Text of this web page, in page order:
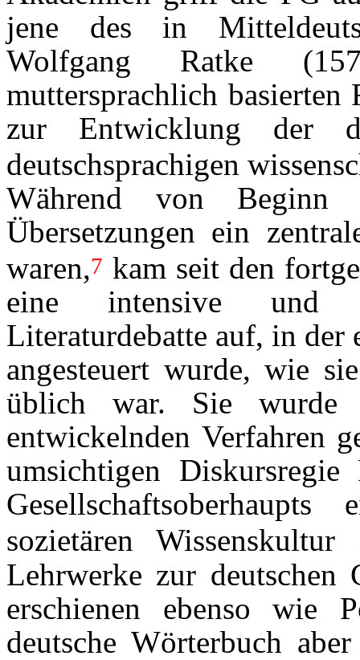
jene des in
Wolfgang Ratke
muttersprachlich
zur Entwicklung der
deutschsprachigen
Während von Beginn
Übersetzungen ein
waren,7 kam seit den
eine intensive und
Literaturdebatte auf, in der
angesteuert wurde, wie
üblich war. Sie
entwickelnden Verfahren
umsichtigen
sozietären
Lehrwerke zur deutschen
erschienen ebenso wie
deutsche Wörterbuch